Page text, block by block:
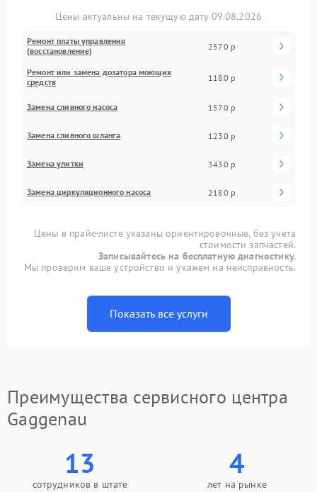
Цены актуальны на текущую дату 09.08.2026
Ремонт платы управления
(восстановление)
2570 р
Ремонт или замена дозатора моющих
средств
1180 р
Замена сливного насоса 1570 р
Замена сливного шланга 1230 р
Замена улитки 3430 р
Замена циркуляционного насоса 2180 р
Цены в прайс-листе указаны ориентировочные, без учета
стоимости запчастей.
Записывайтесь на бесплатную диагностику.
Мы проверим ваше устройство и укажем на неисправность.
Показать все услуги
Преимущества сервисного центра
Gaggenau
13
сотрудников в штате
4
лет на рынке